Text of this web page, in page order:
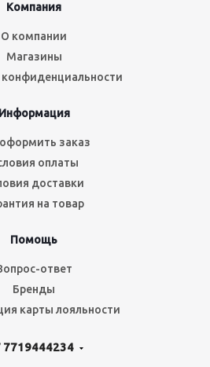
Компания
О компании
Магазины
Информация
заказ
оплаты
доставки
на товар
Помощь
ответ
Бренды
карты лояльности
7719444234